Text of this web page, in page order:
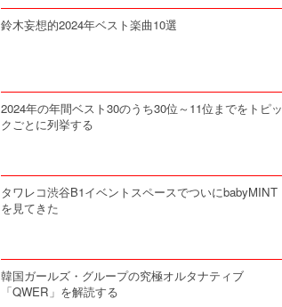
鈴木妄想的2024年ベスト楽曲10選
2024年の年間ベスト30のうち30位～11位までをトピッ
クごとに列挙する
タワレコ渋谷B1イベントスペースでついにbabyMINT
を見てきた
韓国ガールズ・グループの究極オルタナティブ
「QWER」を解読する